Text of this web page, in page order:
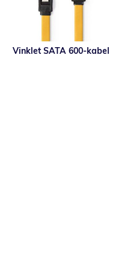
Vinklet SATA 600-kabel